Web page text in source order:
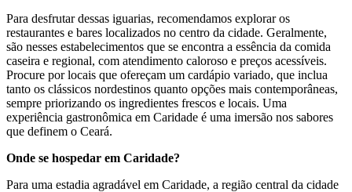
Para desfrutar dessas iguarias, recomendamos explorar os
restaurantes e bares localizados no centro da cidade. Geralmente,
são nesses estabelecimentos que se encontra a essência da comida
caseira e regional, com atendimento caloroso e preços acessíveis.
Procure por locais que ofereçam um cardápio variado, que inclua
tanto os clássicos nordestinos quanto opções mais contemporâneas,
sempre priorizando os ingredientes frescos e locais. Uma
experiência gastronômica em Caridade é uma imersão nos sabores
que definem o Ceará.
Onde se hospedar em Caridade?
Para uma estadia agradável em Caridade, a região central da cidade